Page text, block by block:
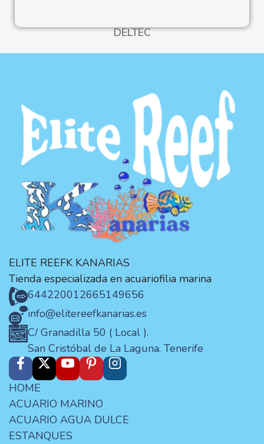
DELTEC
ELITE REEFK KANARIAS
Tienda especializada en acuariofilia marina
644220012665149656
info@elitereefkanarias.es
C/ Granadilla 50 ( Local ).
San Cristóbal de La Laguna. Tenerife
HOME
ACUARIO MARINO
ACUARIO AGUA DULCE
ESTANQUES